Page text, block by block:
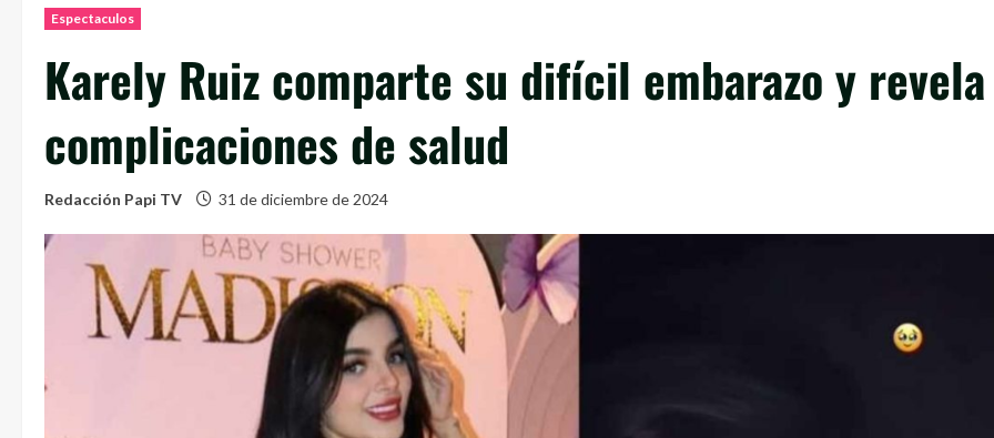
Espectaculos
Karely Ruiz comparte su difícil embarazo y revela
complicaciones de salud
Redacción Papi TV 31 de diciembre de 2024